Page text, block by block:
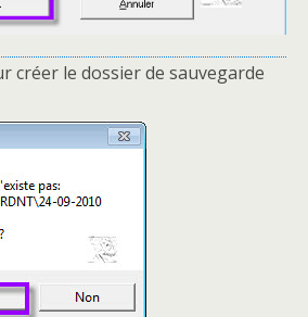
créer le dossier de sauvegarde